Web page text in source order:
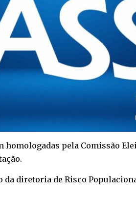
homologadas pela Comissão
da diretoria de Risco